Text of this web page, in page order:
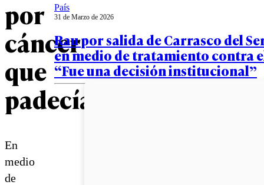
por
cáncer
que
padecía
En
medio
de
País
31 de Marzo de 2026
Rau por salida de Carrasco del
en medio de tratamiento contra
“Fue una decisión institucional”